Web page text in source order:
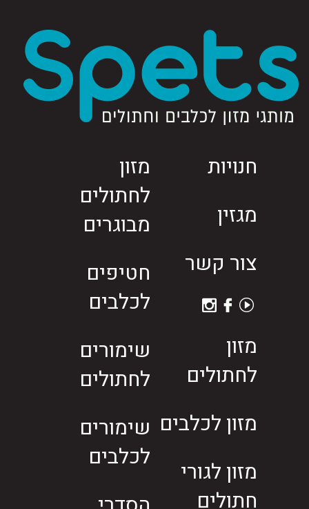
חנויות
מגזין
צור קשר
מזון
לחתולים
מזון לכלבים
מזון לגורי
חתולים
מזון
לחתולים
מבוגרים
חטיפים
לכלבים
שימורים
לחתולים
שימורים
לכלבים